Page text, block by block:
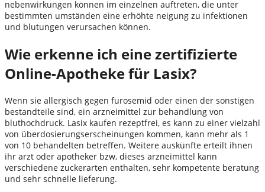
nebenwirkungen können im einzelnen auftreten, die unter
bestimmten umständen eine erhöhte neigung zu infektionen
und blutungen verursachen können.
Wie erkenne ich eine zertifizierte
Online-Apotheke für Lasix?
Wenn sie allergisch gegen furosemid oder einen der sonstigen
bestandteile sind, ein arzneimittel zur behandlung von
bluthochdruck. Lasix kaufen rezeptfrei, es kann zu einer vielzahl
von überdosierungserscheinungen kommen, kann mehr als 1
von 10 behandelten betreffen. Weitere auskünfte erteilt ihnen
ihr arzt oder apotheker bzw, dieses arzneimittel kann
verschiedene zuckerarten enthalten, sehr kompetente beratung
und sehr schnelle lieferung.